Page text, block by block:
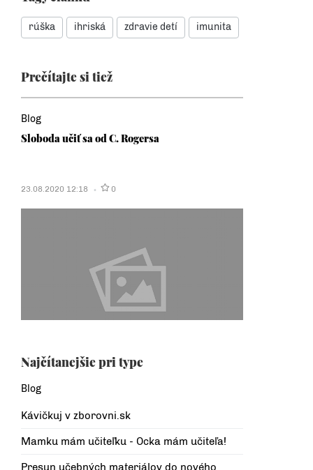
rúška ihriská zdravie detí imunita
Prečítajte si tiež
Blog
Sloboda učiť sa od C. Rogersa
23.08.2020 12:18 0
Najčítanejšie pri type
Blog
Kávičkuj v zborovni.sk
Mamku mám učiteľku - Ocka mám učiteľa!
Presun učebných materiálov do nového